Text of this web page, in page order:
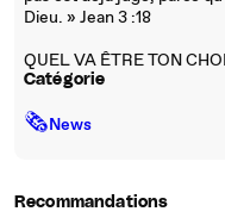
Dieu. » Jean 3 :18
QUEL VA ÊTRE TON
Catégorie
🗞News
Recommandations